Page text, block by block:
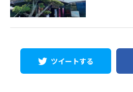
ツイートする